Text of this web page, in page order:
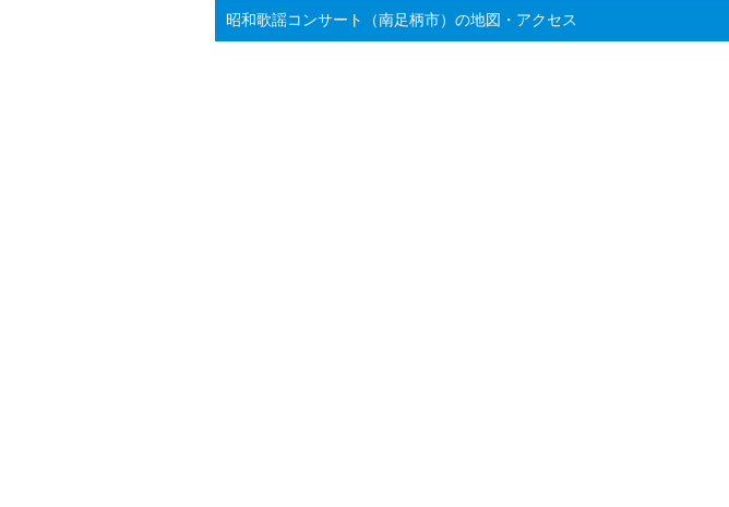
昭和歌謡コンサート（南足柄市）の地図・アクセス